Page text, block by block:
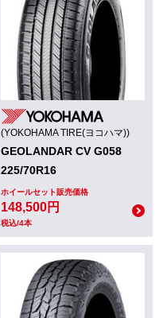
(YOKOHAMA TIRE(ヨコハマ))
GEOLANDAR CV G058
225/70R16
ホイールセット販売価格
148,500円
税込/4本